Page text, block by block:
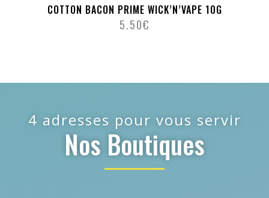
COTTON BACON PRIME WICK’N’VAPE 10G
5.50€
4 adresses pour vous servir
Nos Boutiques